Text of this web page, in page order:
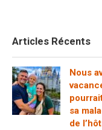
Articles Récents
Nous
sa
de